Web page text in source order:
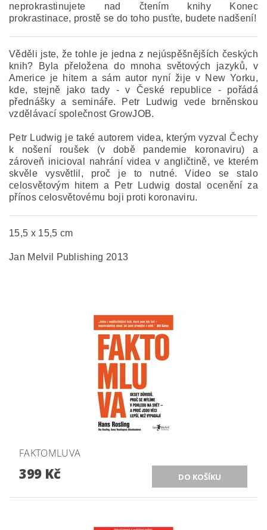
neprokrastinujete nad čtením knihy Konec
prokrastinace, prostě se do toho pusťte, budete nadšení!
Věděli jste, že tohle je jedna z nejúspěšnějších českých
knih? Byla přeložena do mnoha světových jazyků, v
Americe je hitem a sám autor nyní žije v New Yorku,
kde, stejně jako tady - v České republice - pořádá
přednášky a semináře. Petr Ludwig vede brněnskou
vzdělávací společnost GrowJOB.
Petr Ludwig je také autorem videa, kterým vyzval Čechy
k nošení roušek (v době pandemie koronaviru) a
zároveň inicioval nahrání videa v angličtině, ve kterém
skvěle vysvětlil, proč je to nutné. Video se stalo
celosvětovým hitem a Petr Ludwig dostal ocenění za
přínos celosvětovému boji proti koronaviru.
15,5 x 15,5 cm
Jan Melvil Publishing 2013
FAKTOMLUVA
399 Kč